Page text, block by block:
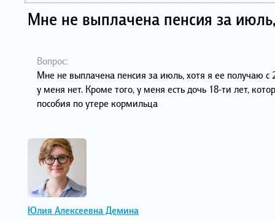
Мне не выплачена пенсия за
Вопрос:
Мне не выплачена пенсия за июль, хотя я ее получаю с
у меня нет. Кроме того, у меня есть дочь 18-ти лет,
пособия по утере кормильца
Юлия Алексеевна Демина